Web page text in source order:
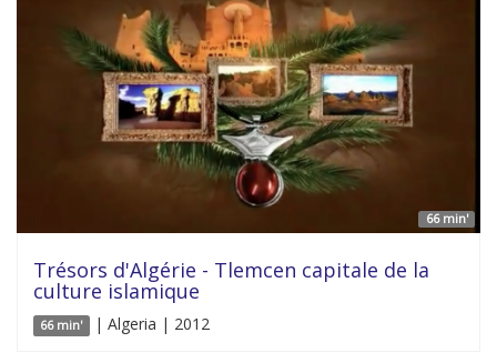
66 min'
Trésors d'Algérie - Tlemcen capitale de la
culture islamique
66 min' | Algeria | 2012